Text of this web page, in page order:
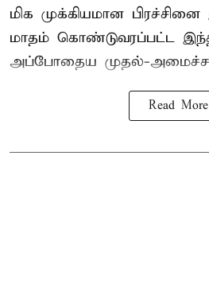
மிக முக்கியமான
மாதம் கொண்டுவரப்பட்ட
அப்போதைய முதல்-
Read More